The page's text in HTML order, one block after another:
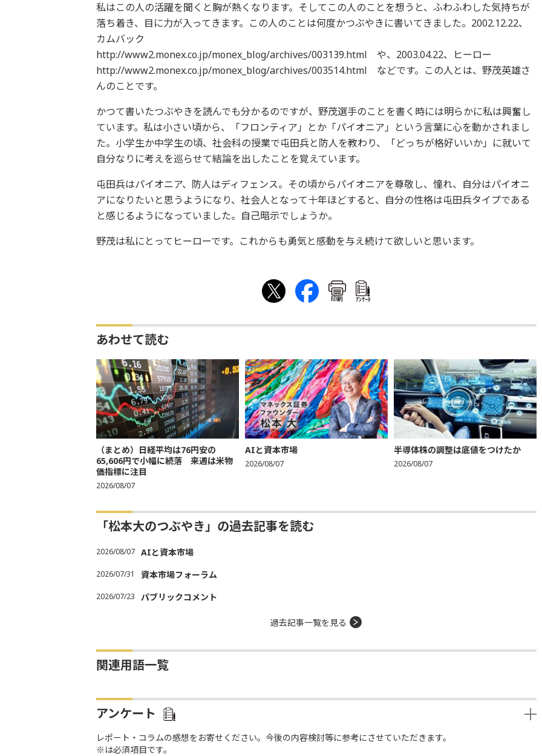
私はこの人の活躍を聞くと胸が熱くなります。そしてこの人のことを想うと、ふわふわした気持ちが
落ち着き、目に力が入ってきます。この人のことは何度かつぶやきに書いてきました。2002.12.22、
カムバック
http://www2.monex.co.jp/monex_blog/archives/003139.html や、2003.04.22、ヒーロー
http://www2.monex.co.jp/monex_blog/archives/003514.html などです。この人とは、野茂英雄さ
んのことです。
かつて書いたつぶやきを読んでも分かるのですが、野茂選手のことを書く時には明らかに私は興奮し
ています。私は小さい頃から、「フロンティア」とか「パイオニア」という言葉に心を動かされまし
た。小学生か中学生の頃、社会科の授業で屯田兵と防人を教わり、「どっちが格好いいか」に就いて
自分なりに考えを巡らせて結論を出したことを覚えています。
屯田兵はパイオニア、防人はディフェンス。その頃からパイオニアを尊敬し、憧れ、自分はパイオニ
アになりたいと思うようになり、社会人となって十年ほどすると、自分の性格は屯田兵タイプである
と感じるようになっていました。自己暗示でしょうか。
野茂は私にとってヒーローです。これからも勇気と感動を与え続けて欲しいと思います。
印刷 ｱﾝｹｰﾄ
あわせて読む
（まとめ）日経平均は76円安の
65,606円で小幅に続落 来週は米物
価指標に注目
2026/08/07
AIと資本市場
2026/08/07
半導体株の調整は底値をつけたか
2026/08/07
「松本大のつぶやき」の過去記事を読む
2026/08/07 AIと資本市場
2026/07/31 資本市場フォーラム
2026/07/23 パブリックコメント
過去記事一覧を見る
関連用語一覧
アンケート
レポート・コラムの感想をお寄せください。今後の内容検討等に参考にさせていただきます。
※は必須項目です。